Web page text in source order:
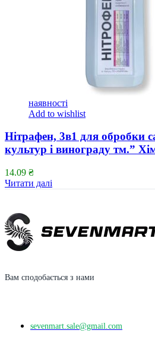
наявності
Add to wishlist
Нітрафен, 3в1 для обробки
культур і винограду тм.”
14.09 ₴
Читати далі
Вам сподобається з нами
sevenmart.sale@gmail.com